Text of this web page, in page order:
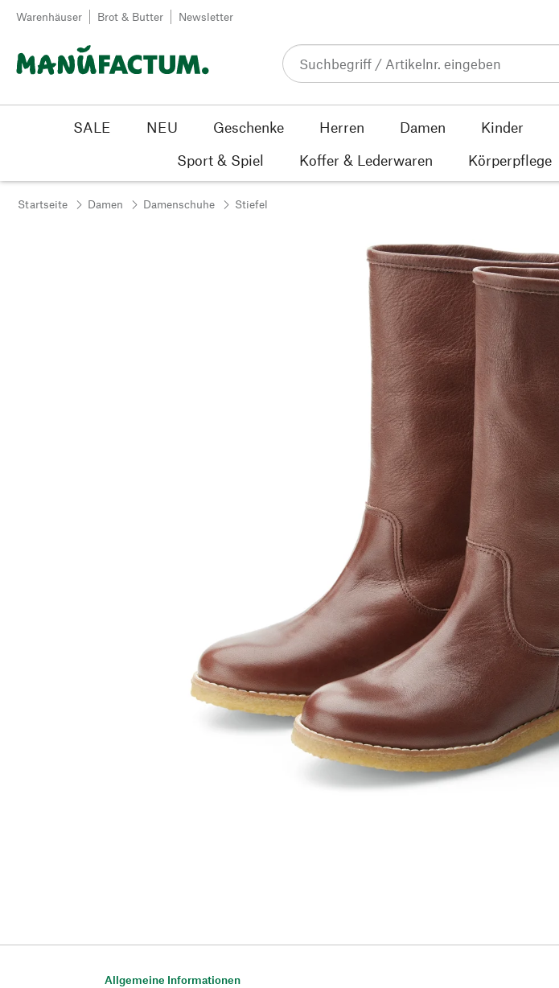
Zum Inhalt springen
Warenhäuser Brot & Butter Newsletter
SALE NEU Geschenke Herren Damen Kinder
Sport & Spiel
Koffer & Lederwaren Körperpflege
Startseite Damen Damenschuhe Stiefel
Allgemeine Informationen